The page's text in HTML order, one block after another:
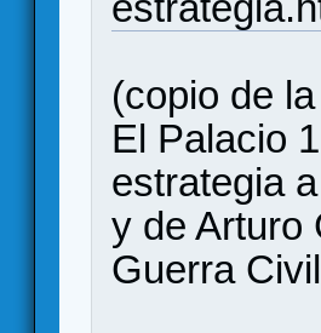
(copio de
El Palacio
estrategia
y de Arturo
Guerra